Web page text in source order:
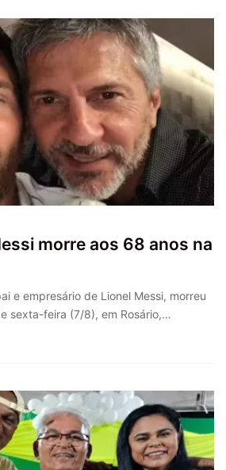
morre aos 68 anos na
e empresário de Lionel Messi, morreu
sexta-feira (7/8), em Rosário,…